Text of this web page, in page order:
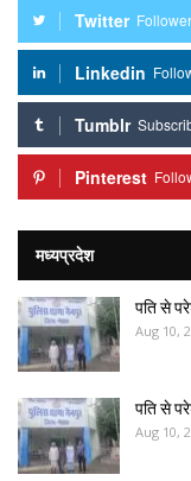
Twitter
Linkedin
Tumblr
Pinterest
मध्यप्रदेश
पति से
Aug 10,
पति से
Aug 10,